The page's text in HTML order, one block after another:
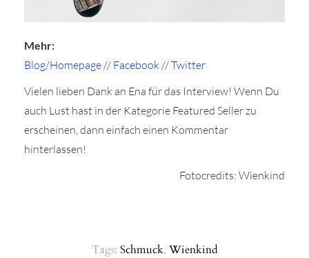
Mehr:
Blog/Homepage // Facebook //Twitter
Vielen lieben Dank an Ena für das Interview! Wenn Du
auch Lust hast in der Kategorie Featured Seller zu
erscheinen, dann einfach einen Kommentar
hinterlassen!
Fotocredits: Wienkind
Tags: Schmuck, Wienkind